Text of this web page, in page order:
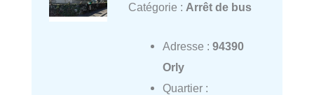
Catégorie : Arrêt de bus
Adresse : 94390
Orly
Quartier :